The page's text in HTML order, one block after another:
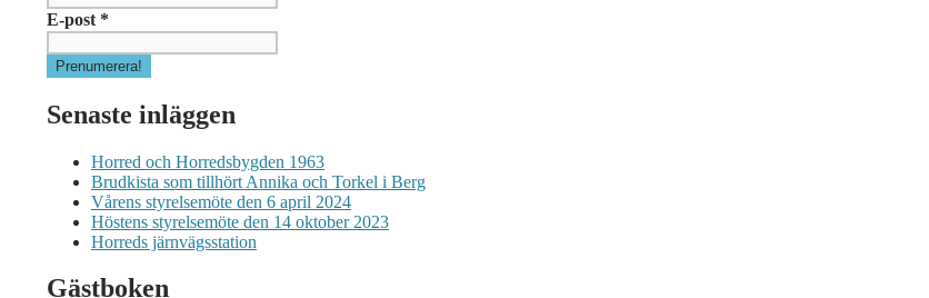
E-post *
Senaste inläggen
Horred och Horredsbygden 1963
Brudkista som tillhört Annika och Torkel i Berg
Vårens styrelsemöte den 6 april 2024
Höstens styrelsemöte den 14 oktober 2023
Horreds järnvägsstation
Gästboken